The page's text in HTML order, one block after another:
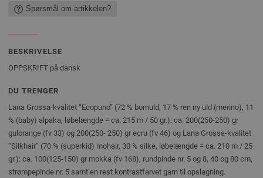
Spørsmål om artikkelen?
BESKRIVELSE
OPPSKRIFT på dansk
DU TRENGER
Lana Grossa-kvalitet “Ecopuno” (72 % bomuld, 17 % ren ny uld (merino), 11
% (baby) alpaka, løbelængde = ca. 215 m / 50 gr.): ca. 200(250-250) gr
gulorange (fv 33) og 200(250- 250) gr ecru (fv 46) og Lana Grossa-kvalitet
“Silkhair” (70 % (superkid) mohair, 30 % silke, løbelængde = ca. 210 m / 25
gr.): ca. 100(125-150) gr mokka (fv 168), rundpinde nr. 5 og 8, 40 og 80 cm,
strømpepinde nr. 5 samt en rest kontrastfarvet garn til opslagning.